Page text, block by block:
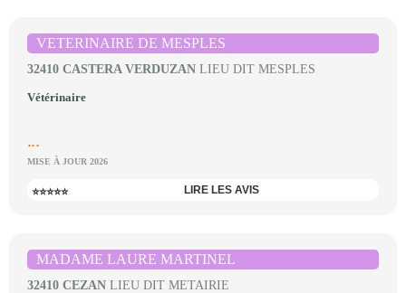
VETERINAIRE DE MESPLES
32410 CASTERA VERDUZAN LIEU DIT MESPLES
Vétérinaire
...
MISE À JOUR 2026
⭐⭐⭐⭐⭐ LIRE LES AVIS
MADAME LAURE MARTINEL
32410 CEZAN LIEU DIT METAIRIE